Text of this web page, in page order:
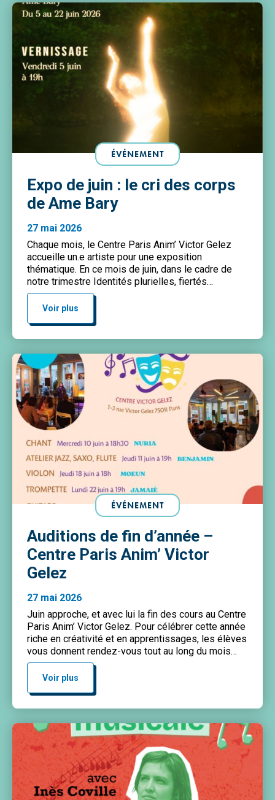
ÉVÉNEMENT
Expo de juin : le cri des corps
de Ame Bary
27 mai 2026
Chaque mois, le Centre Paris Anim’ Victor Gelez
accueille un.e artiste pour une exposition
thématique. En ce mois de juin, dans le cadre de
notre trimestre Identités plurielles, fiertés
collectives !, nous avons le plaisir d’accueillir
l’exposition « Le cri des corps » d’Ame Bary.
Vernissage : vendredi 5 juin à partir de 19h Entrée
Voir plus
ÉVÉNEMENT
Auditions de fin d’année –
Centre Paris Anim’ Victor
Gelez
27 mai 2026
Juin approche, et avec lui la fin des cours au Centre
Paris Anim’ Victor Gelez. Pour célébrer cette année
riche en créativité et en apprentissages, les élèves
vous donnent rendez-vous tout au long du mois
lors des spectacles et auditions de fin d’année. Au
programme : Venez nombreux·ses encourager et
découvrir les talents du Centre […]
Voir plus